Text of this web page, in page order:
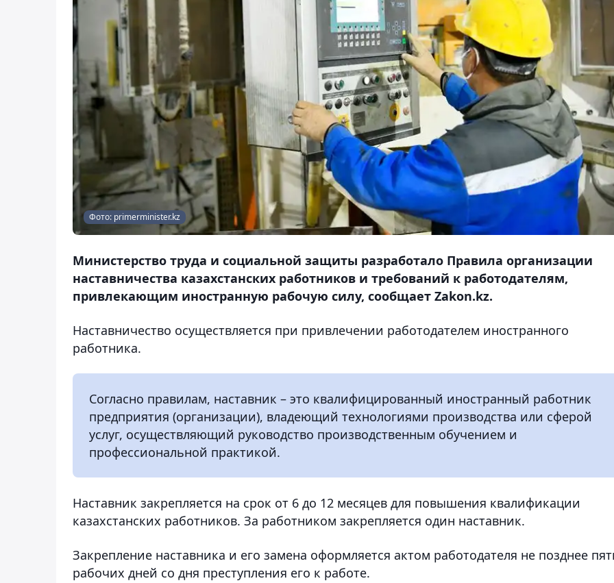
Фото: primerminister.kz
Министерство труда и социальной защиты разработало Правила организации
наставничества казахстанских работников и требований к работодателям,
привлекающим иностранную рабочую силу, сообщает Zakon.kz.
Наставничество осуществляется при привлечении работодателем иностранного
работника.
Согласно правилам, наставник – это квалифицированный иностранный работник
предприятия (организации), владеющий технологиями производства или сферой
услуг, осуществляющий руководство производственным обучением и
профессиональной практикой.
Наставник закрепляется на срок от 6 до 12 месяцев для повышения квалификации
казахстанских работников. За работником закрепляется один наставник.
Закрепление наставника и его замена оформляется актом работодателя не позднее
рабочих дней со дня преступления его к работе.